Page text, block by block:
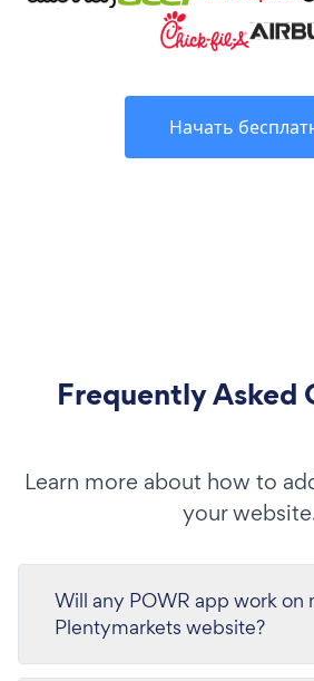
Начать
Frequently Asked
Learn more about how to
your
Will any POWR app work on
Plentymarkets website?